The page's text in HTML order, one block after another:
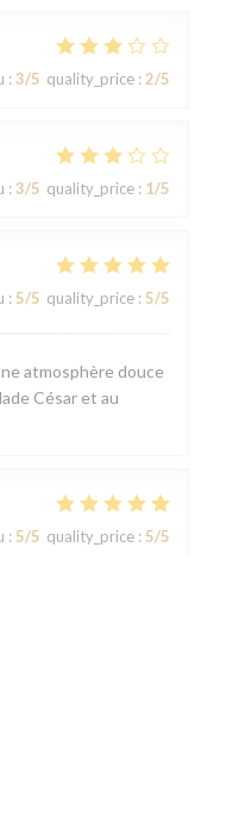
: 3/5 quality_price : 2/5
: 3/5 quality_price : 1/5
: 5/5 quality_price : 5/5
atmosphère douce
César et au
: 5/5 quality_price : 5/5